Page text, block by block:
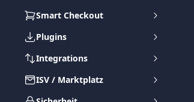
Smart Checkout
Plugins
Integrations
ISV / Marktplatz